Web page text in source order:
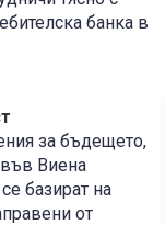
банка в
за бъдещето,
Виена
базират на
от